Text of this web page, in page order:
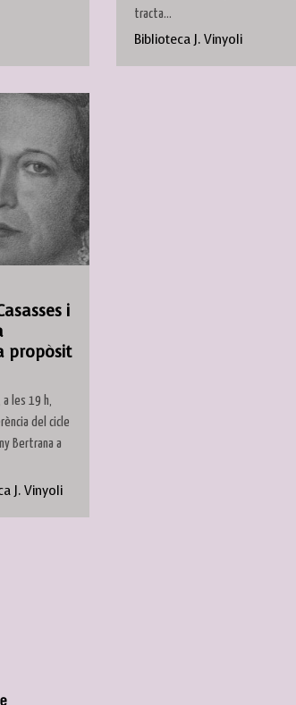
tracta...
Biblioteca J. Vinyoli
i
propòsit
les 19 h,
del cicle
Bertrana a
J. Vinyoli